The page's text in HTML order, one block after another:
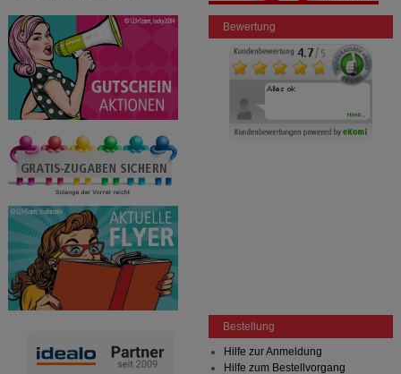
Bewertung
Bestellung
Hilfe zur Anmeldung
Hilfe zum Bestellvorgang